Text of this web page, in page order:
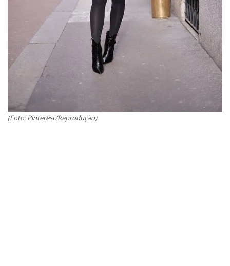
(Foto: Pinterest/Reprodução)